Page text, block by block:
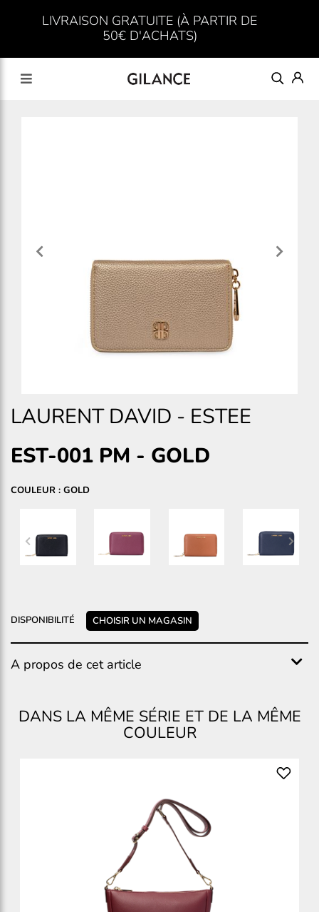
LIVRAISON GRATUITE (À PARTIR DE
50€ D'ACHATS)
LAURENT DAVID - ESTEE
EST-001 PM - GOLD
COULEUR : GOLD
DISPONIBILITÉ CHOISIR UN MAGASIN
A propos de cet article
DANS LA MÊME SÉRIE ET DE LA MÊME
COULEUR